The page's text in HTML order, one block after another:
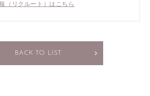
（リクルート）はこちら
BACK TO LIST